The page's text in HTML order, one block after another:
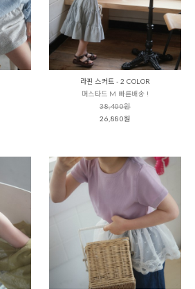
라핀 스커트 - 2 COLOR
머스타드 M 빠른배송 !
38,400원
26,880원